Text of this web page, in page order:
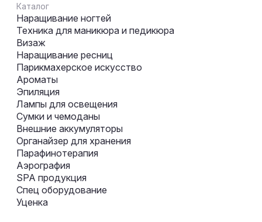
Каталог
Наращивание ногтей
Техника для маникюра и педикюра
Визаж
Наращивание ресниц
Парикмахерское искусство
Ароматы
Эпиляция
Лампы для освещения
Сумки и чемоданы
Внешние аккумуляторы
Органайзер для хранения
Парафинотерапия
Аэрография
SPA продукция
Спец оборудование
Уценка